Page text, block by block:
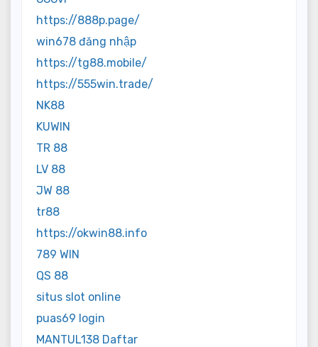
https://888p.page/
win678 đăng nhập
https://tg88.mobile/
https://555win.trade/
NK88
KUWIN
TR 88
LV 88
JW 88
tr88
https://okwin88.info
789 WIN
QS 88
situs slot online
puas69 login
MANTUL138 Daftar